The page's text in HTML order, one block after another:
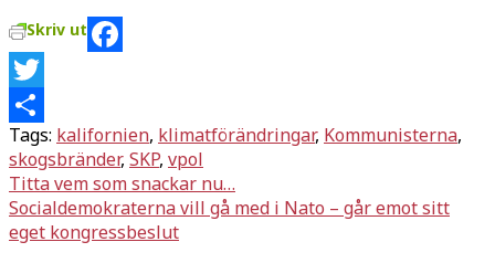
Skriv ut
Facebook
Twitter
Dela
Tags: kalifornien, klimatförändringar, Kommunisterna,
skogsbränder, SKP, vpol
Inläggsnavigering
Titta vem som snackar nu…
Socialdemokraterna vill gå med i Nato – går emot sitt
eget kongressbeslut